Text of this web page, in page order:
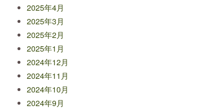
2025年4月
2025年3月
2025年2月
2025年1月
2024年12月
2024年11月
2024年10月
2024年9月